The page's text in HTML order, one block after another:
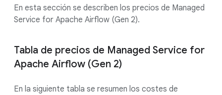
En esta sección se describen los precios de Managed
Service for Apache Airflow (Gen 2).
Tabla de precios de Managed Service for
Apache Airflow (Gen 2)
En la siguiente tabla se resumen los costes de